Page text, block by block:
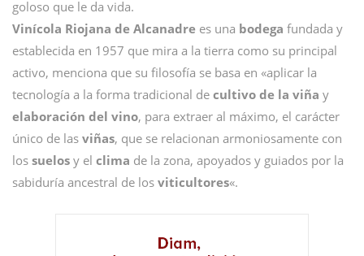
goloso que le da vida.
Vinícola Riojana de Alcanadre es una bodega fundada y
establecida en 1957 que mira a la tierra como su principal
activo, menciona que su filosofía se basa en «aplicar la
tecnología a la forma tradicional de cultivo de la viña y
elaboración del vino, para extraer al máximo, el carácter
único de las viñas, que se relacionan armoniosamente con
los suelos y el clima de la zona, apoyados y guiados por la
sabiduría ancestral de los viticultores«.